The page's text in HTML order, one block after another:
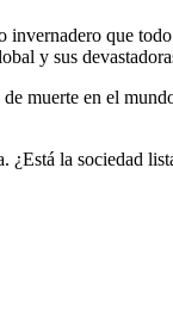
invernadero que
y sus
muerte en el
la sociedad